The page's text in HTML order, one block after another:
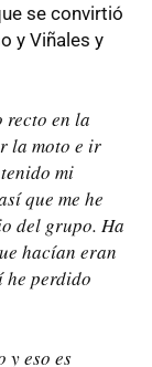
se convirtió
y Viñales y
recto en la
la moto e ir
mi
que me he
del grupo. Ha
hacían eran
he perdido
y eso es